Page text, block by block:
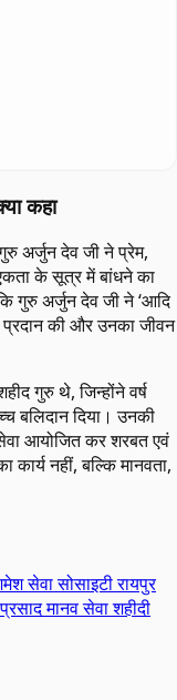
कहा
अर्जुन देव जी ने प्रेम,
के सूत्र में बांधने का
गुरु अर्जुन देव जी ने ‘आदि
की और उनका जीवन
गुरु थे, जिन्होंने वर्ष
बलिदान दिया। उनकी
आयोजित कर शरबत एवं
नहीं, बल्कि मानवता,
सेवा सोसाइटी रायपुर
मानव सेवा शहीदी